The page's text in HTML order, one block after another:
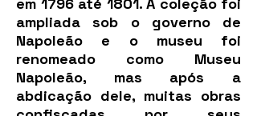
ampliada sob o governo de
Napoleão e o museu foi
renomeado como Museu
Napoleão, mas após a
abdicação dele, muitas obras